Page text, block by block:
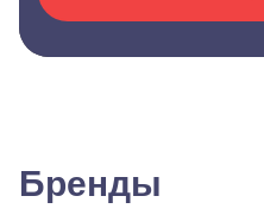
Бренды